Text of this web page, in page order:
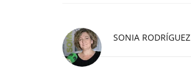
SONIA RODRÍGUEZ